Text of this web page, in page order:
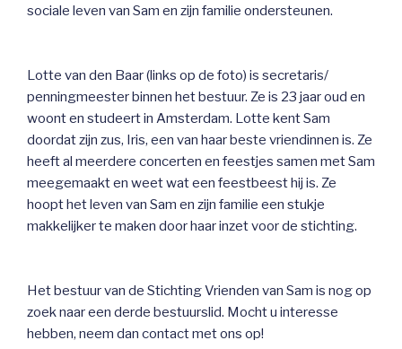
sociale leven van Sam en zijn familie ondersteunen.
Lotte van den Baar (links op de foto) is secretaris/
penningmeester binnen het bestuur. Ze is 23 jaar oud en
woont en studeert in Amsterdam. Lotte kent Sam
doordat zijn zus, Iris, een van haar beste vriendinnen is. Ze
heeft al meerdere concerten en feestjes samen met Sam
meegemaakt en weet wat een feestbeest hij is. Ze
hoopt het leven van Sam en zijn familie een stukje
makkelijker te maken door haar inzet voor de stichting.
Het bestuur van de Stichting Vrienden van Sam is nog op
zoek naar een derde bestuurslid. Mocht u interesse
hebben, neem dan contact met ons op!